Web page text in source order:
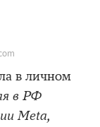
в личном
в РФ
Meta,